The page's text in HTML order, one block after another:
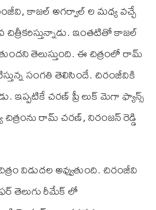
కాజల్ అగర్వాల్ ల మధ్య వచ్చే
ఇంతటితో కాజల్
తెలుస్తుంది. ఈ చిత్రంలో రామ్
సంగతి తెలిసిందే. చిరంజీవికి
ఇప్పటికే చరణ్ ప్రీ లుక్ మెగా ఫ్యాన్స్
రామ్ చరణ్, నిరంజన్ రెడ్డి
విడుదల అవ్వుతుంది. చిరంజీవి
తెలుగు రీమేక్ లో